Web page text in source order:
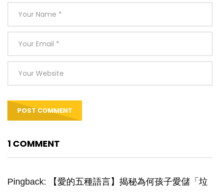
1 COMMENT
Pingback:
【愛的五種語言】揭秘為何孩子愛儲「垃